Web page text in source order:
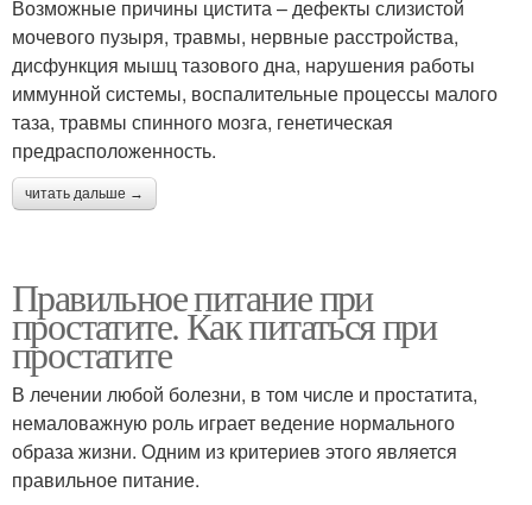
Возможные причины цистита – дефекты слизистой
мочевого пузыря, травмы, нервные расстройства,
дисфункция мышц тазового дна, нарушения работы
иммунной системы, воспалительные процессы малого
таза, травмы спинного мозга, генетическая
предрасположенность.
читать дальше →
Правильное питание при
простатите. Как питаться при
простатите
В лечении любой болезни, в том числе и простатита,
немаловажную роль играет ведение нормального
образа жизни. Одним из критериев этого является
правильное питание.